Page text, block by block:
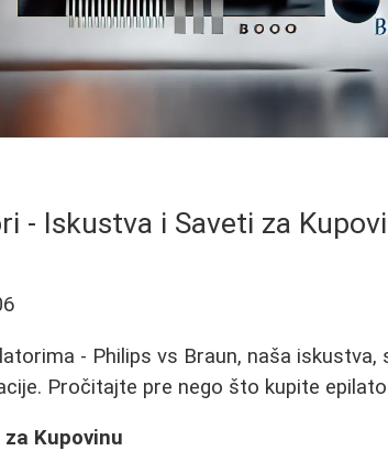
- Iskustva i Saveti za
- Philips vs Braun, naša iskustva,
Pročitajte pre nego što kupite
Kupovinu